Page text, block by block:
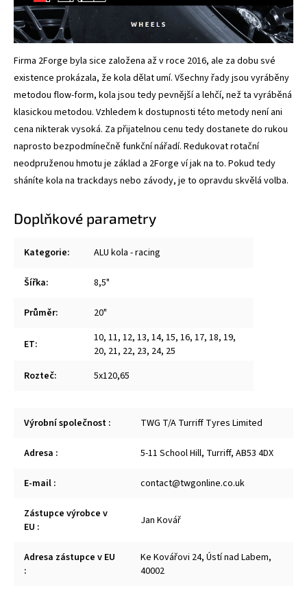
Firma 2Forge byla sice založena až v roce 2016, ale za dobu své
existence prokázala, že kola dělat umí. Všechny řady jsou vyráběny
metodou flow-form, kola jsou tedy pevnější a lehčí, než ta vyráběná
klasickou metodou. Vzhledem k dostupnosti této metody není ani
cena nikterak vysoká. Za přijatelnou cenu tedy dostanete do rukou
naprosto bezpodmínečně funkční nářadí. Redukovat rotační
neodpruženou hmotu je základ a 2Forge ví jak na to. Pokud tedy
sháníte kola na trackdays nebo závody, je to opravdu skvělá volba.
Doplňkové parametry
Kategorie: ALU kola - racing
Šířka: 8,5"
Průměr: 20"
ET: 10, 11, 12, 13, 14, 15, 16, 17, 18, 19,
20, 21, 22, 23, 24, 25
Rozteč: 5x120,65
Výrobní společnost : TWG T/A Turriff Tyres Limited
Adresa : 5-11 School Hill, Turriff, AB53 4DX
E-mail : contact@twgonline.co.uk
Zástupce výrobce v
EU : Jan Kovář
Adresa zástupce v EU
:
Ke Kovářovi 24, Ústí nad Labem,
40002